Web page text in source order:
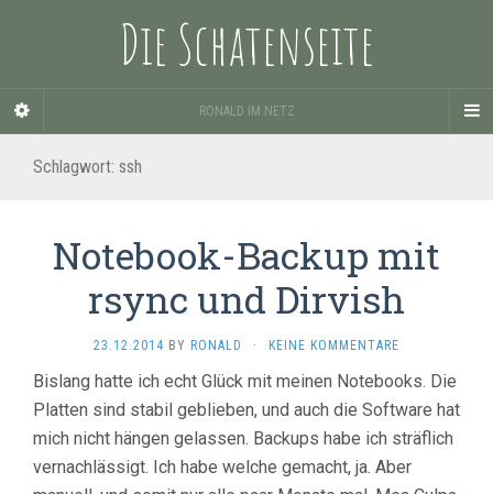
Die Schatenseite
RONALD IM NETZ
Schlagwort: ssh
Notebook-Backup mit
rsync und Dirvish
23.12.2014 BY RONALD · KEINE KOMMENTARE
Bislang hatte ich echt Glück mit meinen Notebooks. Die
Platten sind stabil geblieben, und auch die Software hat
mich nicht hängen gelassen. Backups habe ich sträflich
vernachlässigt. Ich habe welche gemacht, ja. Aber